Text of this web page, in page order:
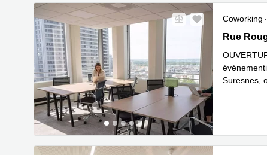
Coworking
42 rue
Rue
Suresnes,